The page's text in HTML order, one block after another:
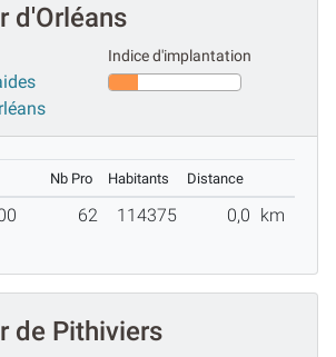
d'Orléans
Indice d'implantation
Nb Pro Habitants Distance
62 114375 0,0 km
de Pithiviers